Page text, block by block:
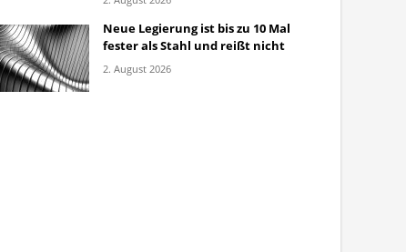
Neue Legierung ist bis zu 10 Mal
fester als Stahl und reißt nicht
2. August 2026